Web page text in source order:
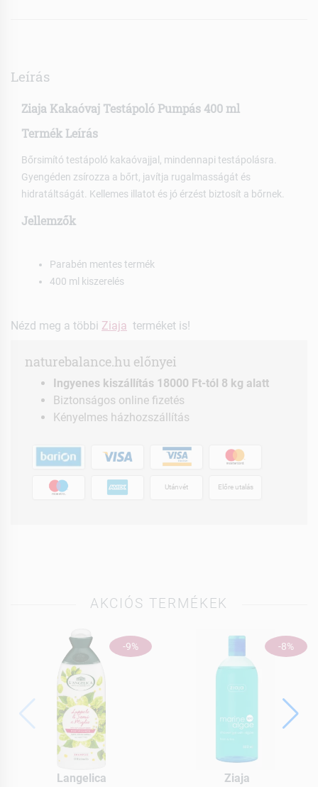
Leírás
Ziaja Kakaóvaj Testápoló Pumpás 400 ml
Termék Leírás
Bőrsimító testápoló kakaóvajjal, mindennapi testápolásra.
Gyengéden zsírozza a bőrt, javítja rugalmasságát és
hidratáltságát. Kellemes illatot és jó érzést biztosít a bőrnek.
Jellemzők
Parabén mentes termék
400 ml kiszerelés
Nézd meg a többi Ziaja terméket is!
naturebalance.hu előnyei
Ingyenes kiszállítás 18000 Ft-tól 8 kg alatt
Biztonságos online fizetés
Kényelmes házhozszállítás
Utánvét Előre utalás
AKCIÓS TERMÉKEK
-9%
Langelica
-8%
Ziaja